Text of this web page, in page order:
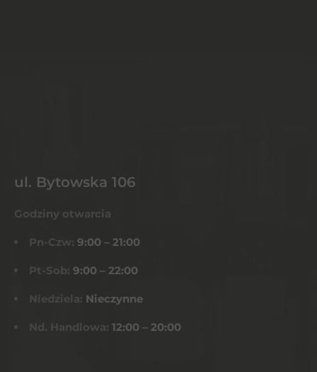
ul. Bytowska 106
Godziny otwarcia
Pn-Czw: 9:00 – 21:00
Pt-Sob: 9:00 – 22:00
Niedziela: Nieczynne
Nd. Handlowa: 12:00 – 20:00